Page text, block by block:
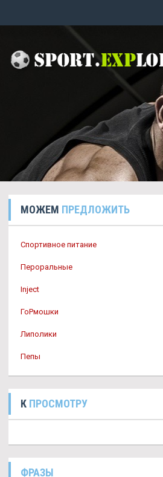
МОЖЕМ ПРЕДЛОЖИТЬ
Спортивное питание
Пероральные
Inject
ГоРмошки
Липолики
Пепы
К ПРОСМОТРУ
ФРАЗЫ